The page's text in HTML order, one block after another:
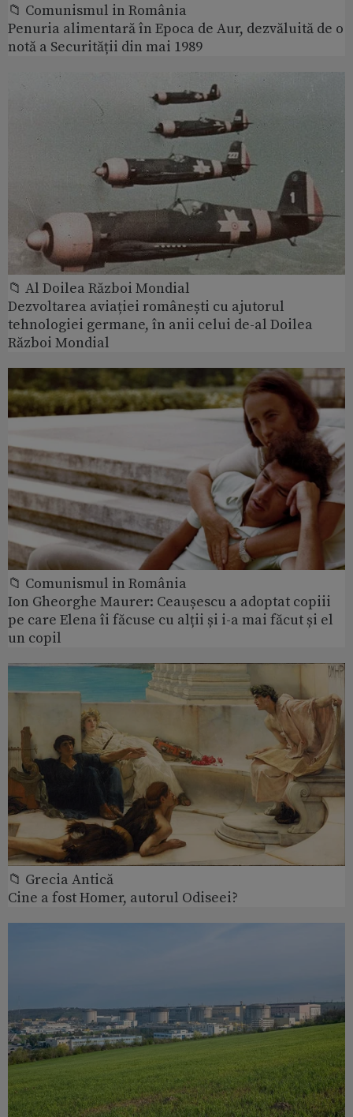
📁 Comunismul in România
Penuria alimentară în Epoca de Aur, dezvăluită de o
notă a Securității din mai 1989
📁 Al Doilea Război Mondial
Dezvoltarea aviației românești cu ajutorul
tehnologiei germane, în anii celui de-al Doilea
Război Mondial
📁 Comunismul in România
Ion Gheorghe Maurer: Ceaușescu a adoptat copiii
pe care Elena îi făcuse cu alții și i-a mai făcut și el
un copil
📁 Grecia Antică
Cine a fost Homer, autorul Odiseei?